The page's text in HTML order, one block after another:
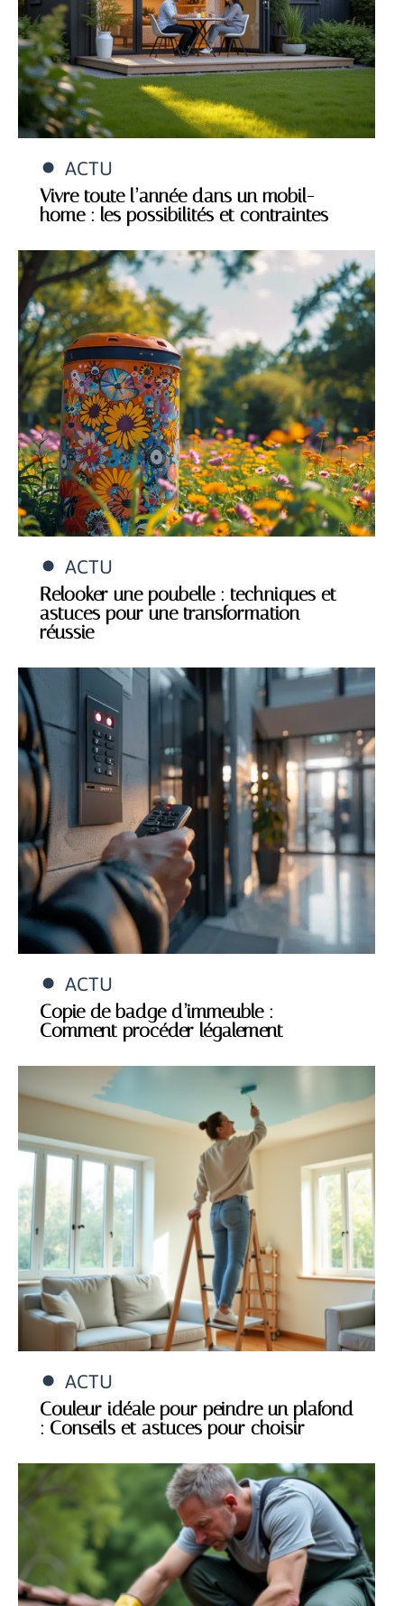
ACTU
Vivre toute l’année dans un mobil-
home : les possibilités et contraintes
ACTU
Relooker une poubelle : techniques et
astuces pour une transformation
réussie
ACTU
Copie de badge d’immeuble :
Comment procéder légalement
ACTU
Couleur idéale pour peindre un plafond
: Conseils et astuces pour choisir